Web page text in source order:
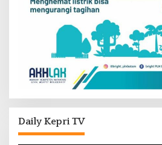
Daily Kepri TV